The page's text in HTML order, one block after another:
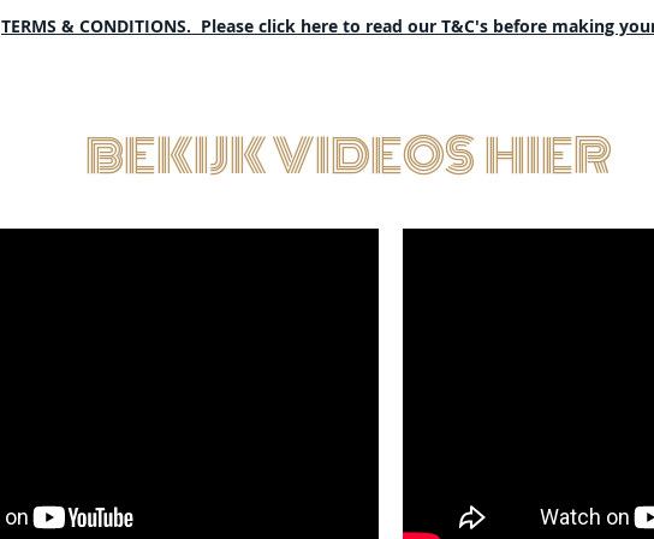
TERMS & CONDITIONS. Please click here to read our T&C's before making
BEKIJK VIDEOS HIER